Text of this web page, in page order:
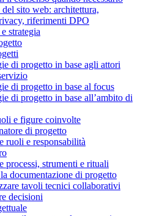
sito web: architettura,
riferimenti DPO
strategia
di progetto in base agli attori
di progetto in base al focus
di progetto in base all’ambito di
e figure coinvolte
di progetto
ruoli e responsabilità
processi, strumenti e rituali
documentazione di progetto
tavoli tecnici collaborativi
decisioni